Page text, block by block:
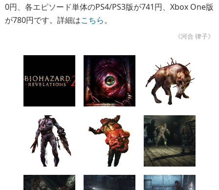
0円、各エピソード単体のPS4/PS3版が741円、Xbox One版
が780円です。詳細はこちら。
《河合 律子》